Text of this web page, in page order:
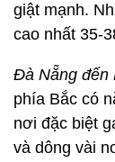
giật mạnh.
cao nhất 35-
Đà Nẵng đến
phía Bắc có
nơi đặc biệt
và dông vài